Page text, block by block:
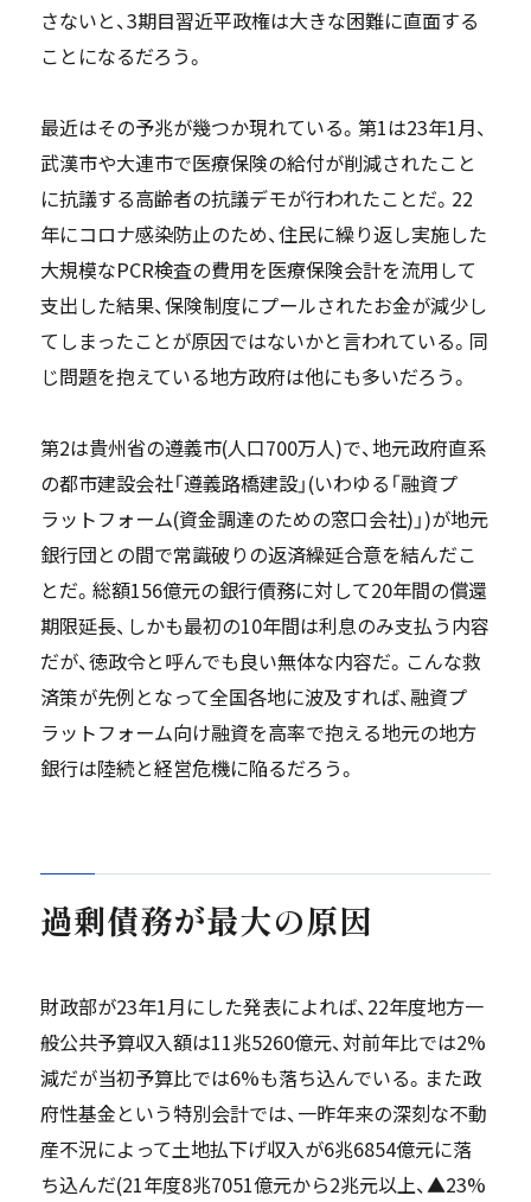
さないと、3期目習近平政権は大きな困難に直面する
ことになるだろう。
最近はその予兆が幾つか現れている。第1は23年1月、
武漢市や大連市で医療保険の給付が削減されたこと
に抗議する高齢者の抗議デモが行われたことだ。22
年にコロナ感染防止のため、住民に繰り返し実施した
大規模なPCR検査の費用を医療保険会計を流用して
支出した結果、保険制度にプールされたお金が減少し
てしまったことが原因ではないかと言われている。同
じ問題を抱えている地方政府は他にも多いだろう。
第2は貴州省の遵義市(人口700万人)で、地元政府直系
の都市建設会社「遵義路橋建設」(いわゆる「融資プ
ラットフォーム(資金調達のための窓口会社)」)が地元
銀行団との間で常識破りの返済繰延合意を結んだこ
とだ。総額156億元の銀行債務に対して20年間の償還
期限延長、しかも最初の10年間は利息のみ支払う内容
だが、徳政令と呼んでも良い無体な内容だ。こんな救
済策が先例となって全国各地に波及すれば、融資プ
ラットフォーム向け融資を高率で抱える地元の地方
銀行は陸続と経営危機に陥るだろう。
過剰債務が最大の原因
財政部が23年1月にした発表によれば、22年度地方一
般公共予算収入額は11兆5260億元、対前年比では2%
減だが当初予算比では6%も落ち込んでいる。また政
府性基金という特別会計では、一昨年来の深刻な不動
産不況によって土地払下げ収入が6兆6854億元に落
ち込んだ(21年度8兆7051億元から2兆元以上、▲23%